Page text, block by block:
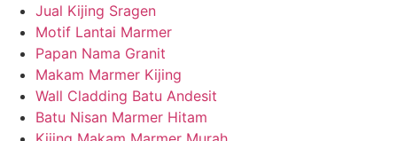
Jual Kijing Sragen
Motif Lantai Marmer
Papan Nama Granit
Makam Marmer Kijing
Wall Cladding Batu Andesit
Batu Nisan Marmer Hitam